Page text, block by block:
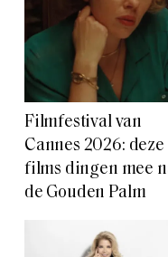
Filmfestival van
Cannes 2026: deze
films dingen mee
de Gouden Palm